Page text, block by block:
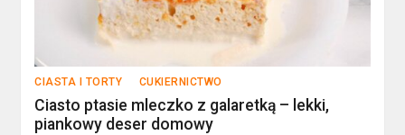
CIASTA I TORTY CUKIERNICTWO
Ciasto ptasie mleczko z galaretką – lekki,
piankowy deser domowy